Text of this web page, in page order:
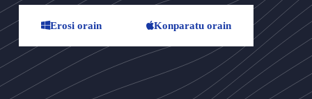
Erosi orain Konparatu orain